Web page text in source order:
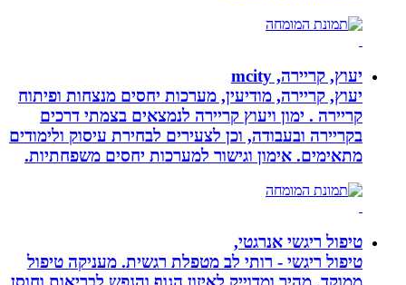
יעוץ, קריירה, mcity
יעוץ, קריירה, מודיעין, מערכות יחסים מנצחות ופיתוח
קריירה . ימון ויעוץ קריירה לנמצאים בצמתי דרכים
בקריירה ובעבודה, וכן לצעירים לבחירת עיסוק ולימודים
מתאימים. אימון וגישור למערכות יחסים משפחתיות.
טיפול ריגשי אנרגטי,
טיפול ריגשי - רותי לב מטפלת רגשית. מעניקה טיפול